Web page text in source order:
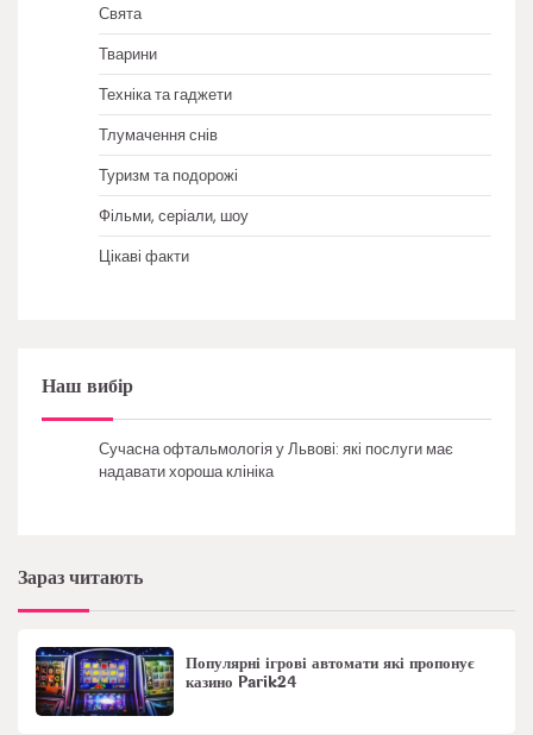
Свята
Тварини
Техніка та гаджети
Тлумачення снів
Туризм та подорожі
Фільми, серіали, шоу
Цікаві факти
Наш вибір
Сучасна офтальмологія у Львові: які послуги має
надавати хороша клініка
Зараз читають
Популярні ігрові автомати які пропонує
казино Parik24